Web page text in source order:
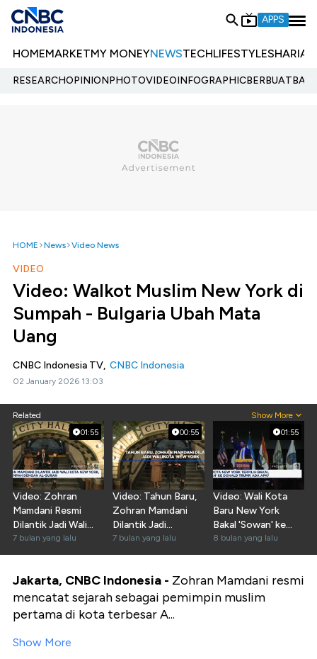
APPS
HOMEMARKETMY MONEYNEWSTECHLIFESTYLESHARIA
RESEARCHOPINIONPHOTOVIDEOINFOGRAPHIC
HOME News Video News
VIDEO
Video: Walkot Muslim New York di
Sumpah - Bulgaria Ubah Mata
Uang
CNBC Indonesia TV, CNBC Indonesia
02 January 2026 13:03
Related Show More
01:55
Video: Zohran
Mamdani Resmi
Dilantik Jadi Wali
Kota New York
7 bulan yang lalu
00:55
Video: Tahun Baru,
Zohran Mamdani
Dilantik Jadi
Walikota New York
7 bulan yang lalu
01:55
Video: Wali Kota
Baru New York
Bakal 'Sowan' ke
Donald Trump, Ada
Apa?
8 bulan yang lalu
Jakarta, CNBC Indonesia - Zohran Mamdani resmi
mencatat sejarah sebagai pemimpin muslim
pertama di kota terbesar A...
Show More